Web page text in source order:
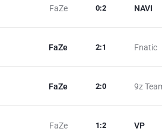
FaZe NAVI
0:2
FaZe Fnatic
2:1
FaZe 9z
2:0
FaZe VP
1 :2